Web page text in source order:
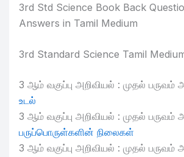
3rd Std Science Book Back
Answers in Tamil Medium
3rd Standard Science Tamil
3 ஆம் வகுப்பு அறிவியல் : முதல் பருவம்
உடல்
3 ஆம் வகுப்பு அறிவியல் : முதல் பருவம்
பருப்பொருள்களின் நிலைகள்
3 ஆம் வகுப்பு அறிவியல் : முதல் பருவம்